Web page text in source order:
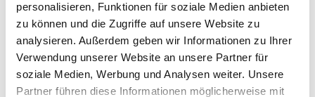
personalisieren, Funktionen für soziale Medien anbieten
zu können und die Zugriffe auf unsere Website zu
analysieren. Außerdem geben wir Informationen zu Ihrer
Verwendung unserer Website an unsere Partner für
soziale Medien, Werbung und Analysen weiter. Unsere
Partner führen diese Informationen möglicherweise mit
FIRMENPORTRAIT